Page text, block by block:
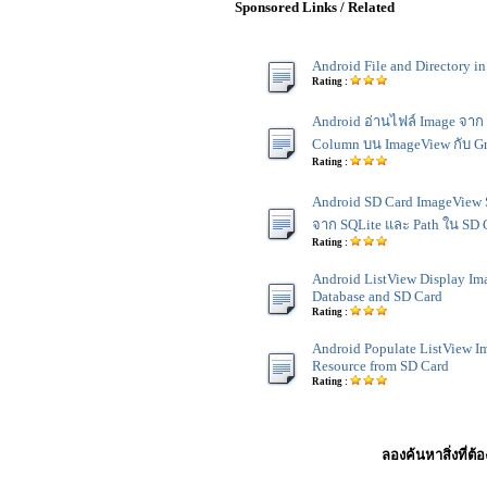
Sponsored Links / Related
Android File and Directory
Rating :
Android อ่านไฟล์ Image จาก
Column บน ImageView กับ
Rating :
Android SD Card
จาก SQLite และ Path ใน SD
Rating :
Android ListView Display
Database and SD Card
Rating :
Android Populate ListView
Resource from SD Card
Rating :
ลองค้นหาสิ่งที่ต้อ